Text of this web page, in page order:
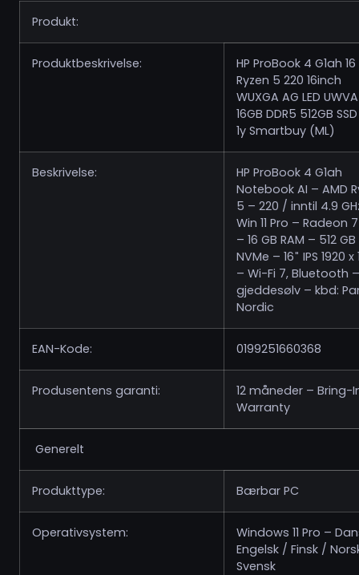
Produkt:
Produktbeskrivelse:
HP ProBook 4 G1ah
Ryzen 5 220 16inch
WUXGA AG LED UWVA
16GB DDR5 512GB SSD
1y Smartbuy (ML)
Beskrivelse:
HP ProBook 4 G1ah
Notebook AI – AMD
5 – 220 / inntil 4.9
Win 11 Pro – Radeon
– 16 GB RAM – 512 GB
NVMe – 16″ IPS 1920 x
– Wi-Fi 7, Bluetooth –
gjeddesølv – kbd:
Nordic
EAN-Kode: 0199251660368
Produsentens garanti:
12 måneder – Bring-
Warranty
Generelt
Produkttype: Bærbar PC
Operativsystem:
Windows 11 Pro –
Engelsk / Finsk /
Svensk